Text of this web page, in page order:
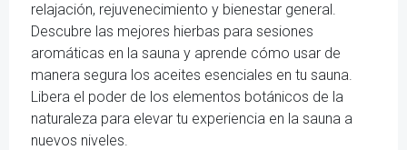
relajación, rejuvenecimiento y bienestar general.
Descubre las mejores hierbas para sesiones
aromáticas en la sauna y aprende cómo usar de
manera segura los aceites esenciales en tu sauna.
Libera el poder de los elementos botánicos de la
naturaleza para elevar tu experiencia en la sauna a
nuevos niveles.